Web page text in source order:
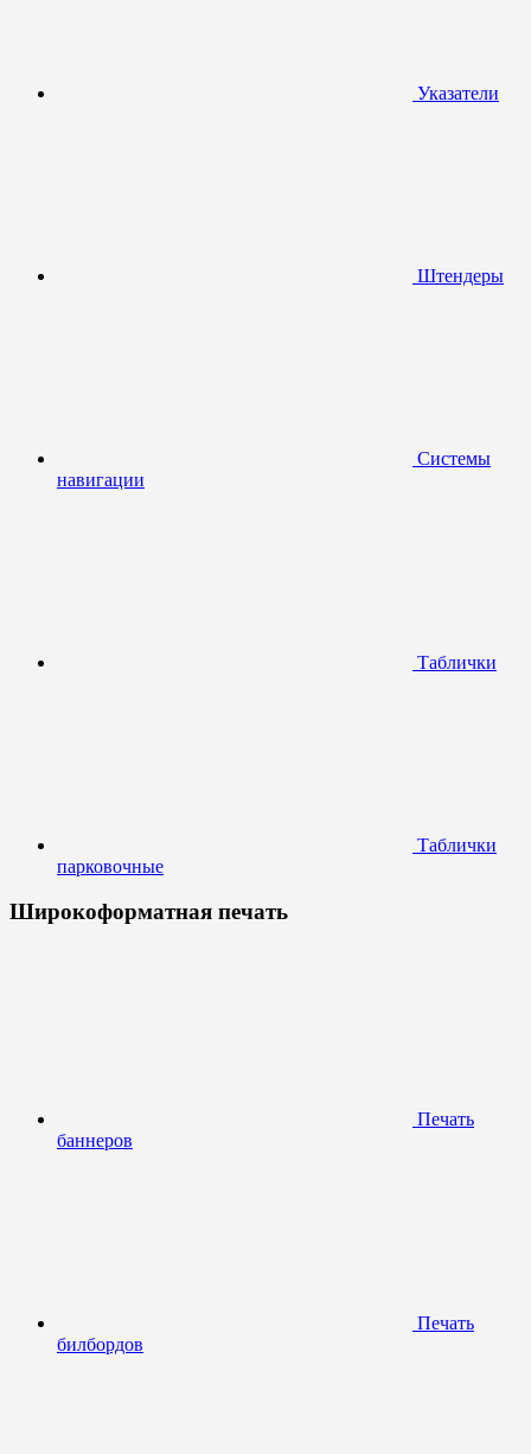
Указатели
Штендеры
Системы
навигации
Таблички
Таблички
парковочные
Широкоформатная печать
Печать
баннеров
Печать
билбордов